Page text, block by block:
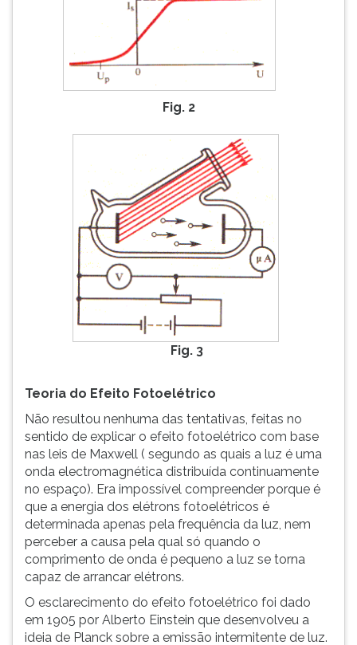
Fig. 2
Fig. 3
Teoria do Efeito Fotoelétrico
Não resultou nenhuma das tentativas, feitas no
sentido de explicar o efeito fotoelétrico com base
nas leis de Maxwell ( segundo as quais a luz é uma
onda electromagnética distribuída continuamente
no espaço). Era impossível compreender porque é
que a energia dos elétrons fotoelétricos é
determinada apenas pela frequência da luz, nem
perceber a causa pela qual só quando o
comprimento de onda é pequeno a luz se torna
capaz de arrancar elétrons.
O esclarecimento do efeito fotoelétrico foi dado
em 1905 por Alberto Einstein que desenvolveu a
ideia de Planck sobre a emissão intermitente de luz.